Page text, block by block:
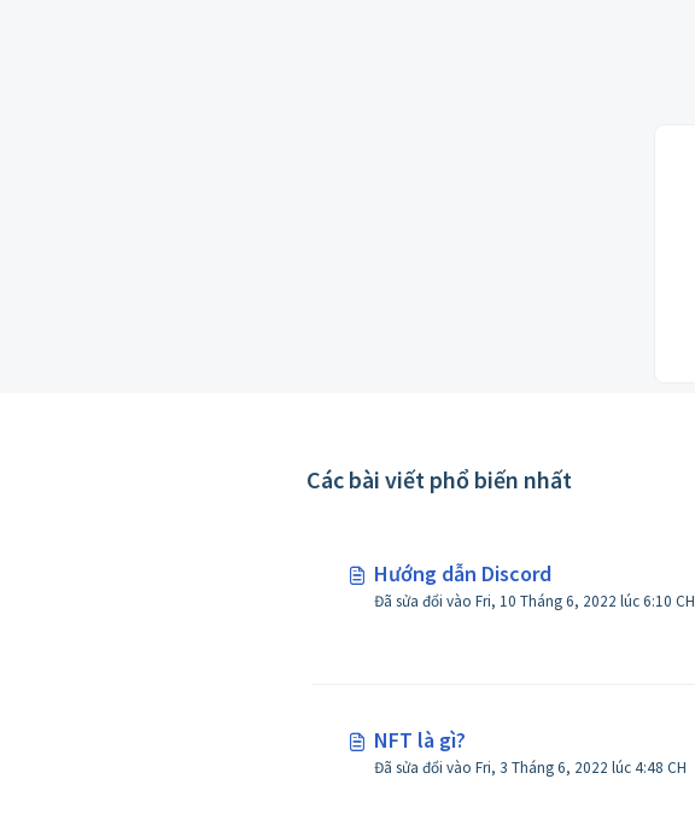
Các bài viết phổ biến nhất
Hướng dẫn Discord
Đã sửa đổi vào Fri, 10 Tháng 6, 2022 lúc 6:10 CH
NFT là gì?
Đã sửa đổi vào Fri, 3 Tháng 6, 2022 lúc 4:48 CH